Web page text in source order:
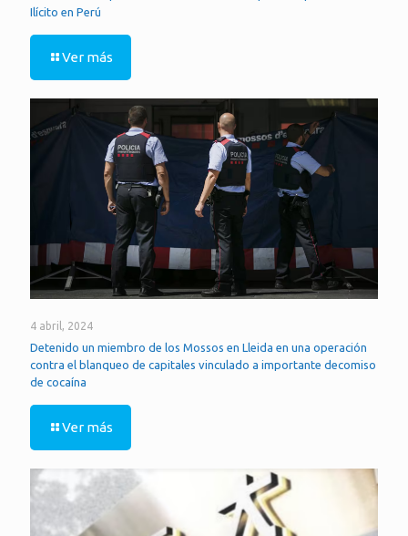
Ilícito en Perú
Ver más
4 abril, 2024
Detenido un miembro de los Mossos en Lleida en una operación
contra el blanqueo de capitales vinculado a importante decomiso
de cocaína
Ver más